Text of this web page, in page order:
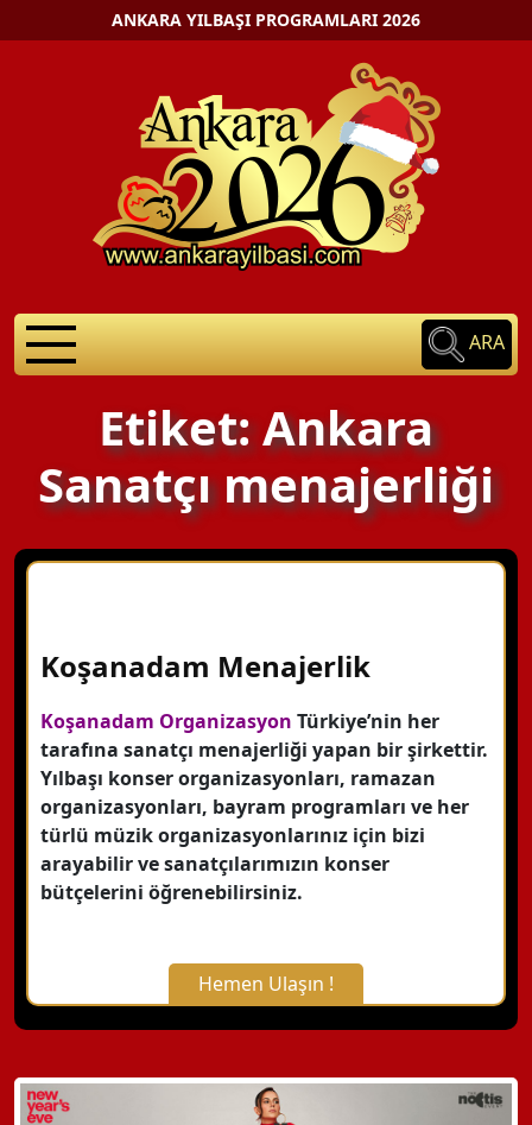
ANKARA YILBAŞI PROGRAMLARI 2026
ARA
Etiket: Ankara
Sanatçı menajerliği
Koşanadam Menajerlik
Koşanadam Organizasyon Türkiye’nin her
tarafına sanatçı menajerliği yapan bir şirkettir.
Yılbaşı konser organizasyonları, ramazan
organizasyonları, bayram programları ve her
türlü müzik organizasyonlarınız için bizi
arayabilir ve sanatçılarımızın konser
bütçelerini öğrenebilirsiniz.
Hemen Ulaşın !
X Kapat
WhatsApp ile Bilgi Alın